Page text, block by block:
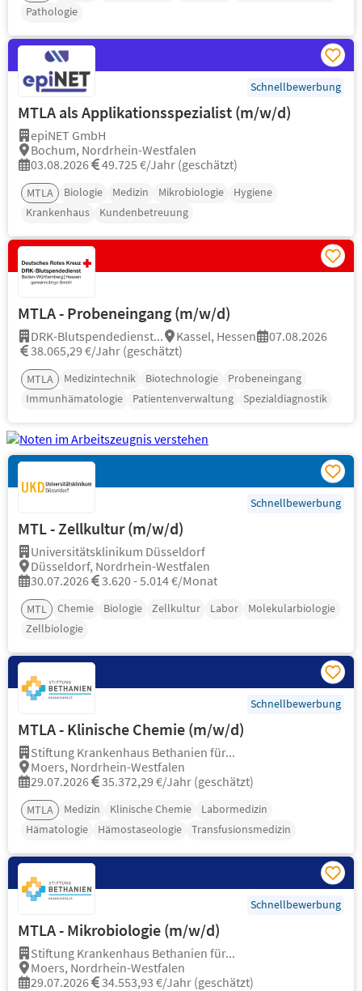
Pathologie
Schnellbewerbung
MTLA als Applikationsspezialist (m/w/d)
epiNET GmbH
Bochum, Nordrhein-Westfalen
03.08.2026
49.725 €/Jahr (geschätzt)
MTLA Biologie Medizin Mikrobiologie
Hygiene
Krankenhaus
Kundenbetreuung
MTLA - Probeneingang (m/w/d)
DRK-Blutspendedienst... Kassel, Hessen
07.08.2026
38.065,29 €/Jahr (geschätzt)
MTLA Medizintechnik Biotechnologie
Probeneingang
Immunhämatologie
Patientenverwaltung Spezialdiagnostik
Schnellbewerbung
MTL - Zellkultur (m/w/d)
Universitätsklinikum Düsseldorf
Düsseldorf, Nordrhein-Westfalen
30.07.2026
3.620 - 5.014 €/Monat
MTL Chemie Biologie Zellkultur Labor
Molekularbiologie
Zellbiologie
Schnellbewerbung
MTLA - Klinische Chemie (m/w/d)
Stiftung Krankenhaus Bethanien für...
Moers, Nordrhein-Westfalen
29.07.2026
35.372,29 €/Jahr (geschätzt)
MTLA Medizin Klinische Chemie
Labormedizin
Hämatologie
Hämostaseologie Transfusionsmedizin
Schnellbewerbung
MTLA - Mikrobiologie (m/w/d)
Stiftung Krankenhaus Bethanien für...
Moers, Nordrhein-Westfalen
29.07.2026
34.553,93 €/Jahr (geschätzt)